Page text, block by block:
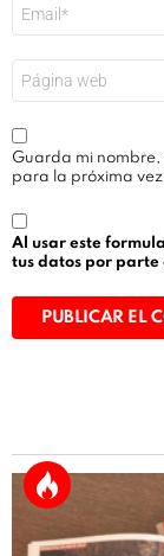
electrónico
*
Guarda mi
para la próxima
Al usar este
tus datos por parte